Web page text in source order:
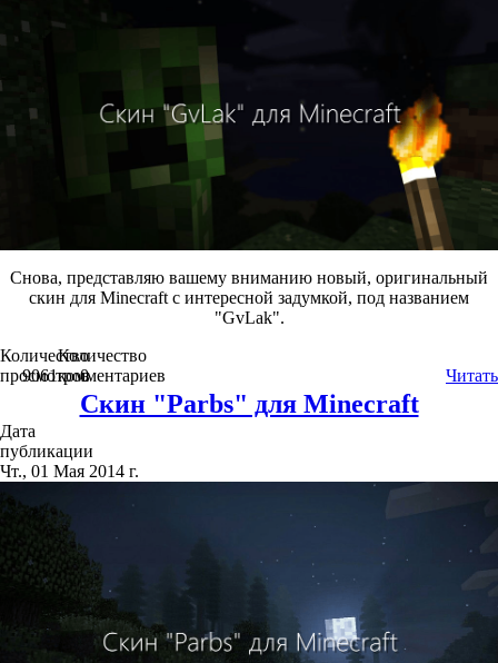
Снова, представляю вашему вниманию новый, оригинальный
скин для Minecraft с интересной задумкой, под названием
"GvLak".
Количество
просмотров
9061
Количество
комментариев
0 Читать
Скин "Parbs" для Minecraft
Дата
публикации
Чт., 01 Мая 2014 г.